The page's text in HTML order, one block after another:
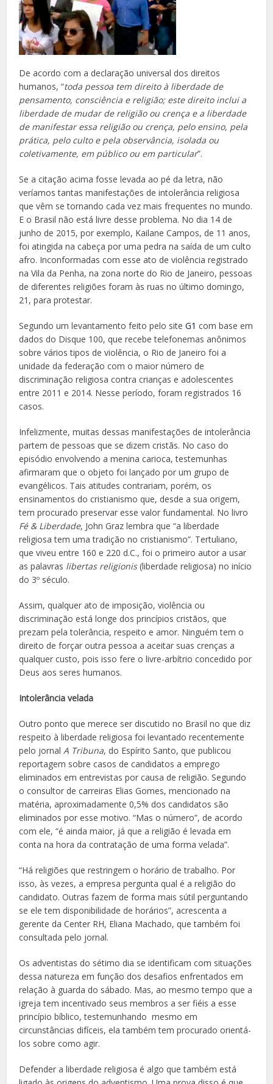
De acordo com a declaração universal dos direitos
humanos, “toda pessoa tem direito à liberdade de
pensamento, consciência e religião; este direito inclui a
liberdade de mudar de religião ou crença e a liberdade
de manifestar essa religião ou crença, pelo ensino, pela
prática, pelo culto e pela observância, isolada ou
coletivamente, em público ou em particular”.
Se a citação acima fosse levada ao pé da letra, não
veríamos tantas manifestações de intolerância religiosa
que vêm se tornando cada vez mais frequentes no mundo.
E o Brasil não está livre desse problema. No dia 14 de
junho de 2015, por exemplo, Kailane Campos, de 11 anos,
foi atingida na cabeça por uma pedra na saída de um culto
afro. Inconformadas com esse ato de violência registrado
na Vila da Penha, na zona norte do Rio de Janeiro, pessoas
de diferentes religiões foram às ruas no último domingo,
21, para protestar.
Segundo um levantamento feito pelo siteG1 com base em
dados do Disque 100, que recebe telefonemas anônimos
sobre vários tipos de violência, o Rio de Janeiro foi a
unidade da federação com o maior número de
discriminação religiosa contra crianças e adolescentes
entre 2011 e 2014. Nesse período, foram registrados 16
casos.
Infelizmente, muitas dessas manifestações de intolerância
partem de pessoas que se dizem cristãs. No caso do
episódio envolvendo a menina carioca, testemunhas
afirmaram que o objeto foi lançado por um grupo de
evangélicos. Tais atitudes contrariam, porém, os
ensinamentos do cristianismo que, desde a sua origem,
tem procurado preservar esse valor fundamental. No livro
Fé & Liberdade, John Graz lembra que “a liberdade
religiosa tem uma tradição no cristianismo”. Tertuliano,
que viveu entre 160 e 220 d.C., foi o primeiro autor a usar
as palavras libertas religionis(liberdade religiosa) no início
do 3º século.
Assim, qualquer ato de imposição, violência ou
discriminação está longe dos princípios cristãos, que
prezam pela tolerância, respeito e amor. Ninguém tem o
direito de forçar outra pessoa a aceitar suas crenças a
qualquer custo, pois isso fere o livre-arbítrio concedido por
Deus aos seres humanos.
Intolerância velada
Outro ponto que merece ser discutido no Brasil no que diz
respeito à liberdade religiosa foi levantado recentemente
pelo jornalA Tribuna, do Espírito Santo, que publicou
reportagem sobre casos de candidatos a emprego
eliminados em entrevistas por causa de religião. Segundo
o consultor de carreiras Elias Gomes, mencionado na
matéria, aproximadamente 0,5% dos candidatos são
eliminados por esse motivo. “Mas o número”, de acordo
com ele, “é ainda maior, já que a religião é levada em
conta na hora da contratação de uma forma velada”.
“Há religiões que restringem o horário de trabalho. Por
isso, às vezes, a empresa pergunta qual é a religião do
candidato. Outras fazem de forma mais sútil perguntando
se ele tem disponibilidade de horários”, acrescenta a
gerente da Center RH, Eliana Machado, que também foi
consultada pelo jornal.
Os adventistas do sétimo dia se identificam com situações
dessa natureza em função dos desafios enfrentados em
relação à guarda do sábado. Mas, ao mesmo tempo que a
igreja tem incentivado seus membros a ser fiéis a esse
princípio bíblico, testemunhando mesmo em
circunstâncias difíceis, ela também tem procurado orientá-
los sobre como agir.
Defender a liberdade religiosa é algo que também está